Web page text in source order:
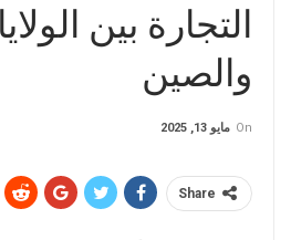
التجارة بين
والصين
On مايو 13, 2025
Share